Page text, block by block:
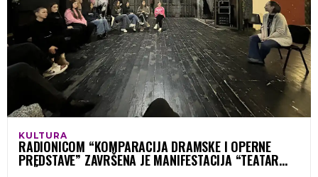
KULTURA
RADIONICOM “KOMPARACIJA DRAMSKE I OPERNE
PREDSTAVE” ZAVRŠENA JE MANIFESTACIJA “TEATAR